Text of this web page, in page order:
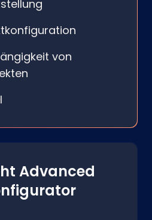
von
Advanced